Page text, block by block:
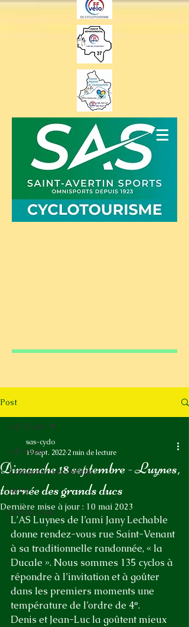
Post
All Posts
Catégorie non définie
FFCT
Sorties club
All Posts
Dimanche 18 septembre - Luynes,
tournée des grands ducs
sas-cyclo
19 sept. 2022 2 min de lecture
Dernière mise à jour : 10 mai 2023
L’AS Luynes de l’ami Jany Lechable
donne rendez-vous rue Saint-Venant
à sa traditionnelle randonnée, « la
Ducale ». Nous sommes 135 cyclos à
répondre à l’invitation et à goûter
dans les premiers moments une
température de l’ordre de 4°.
Denis et Jean-Luc la goûtent mieux